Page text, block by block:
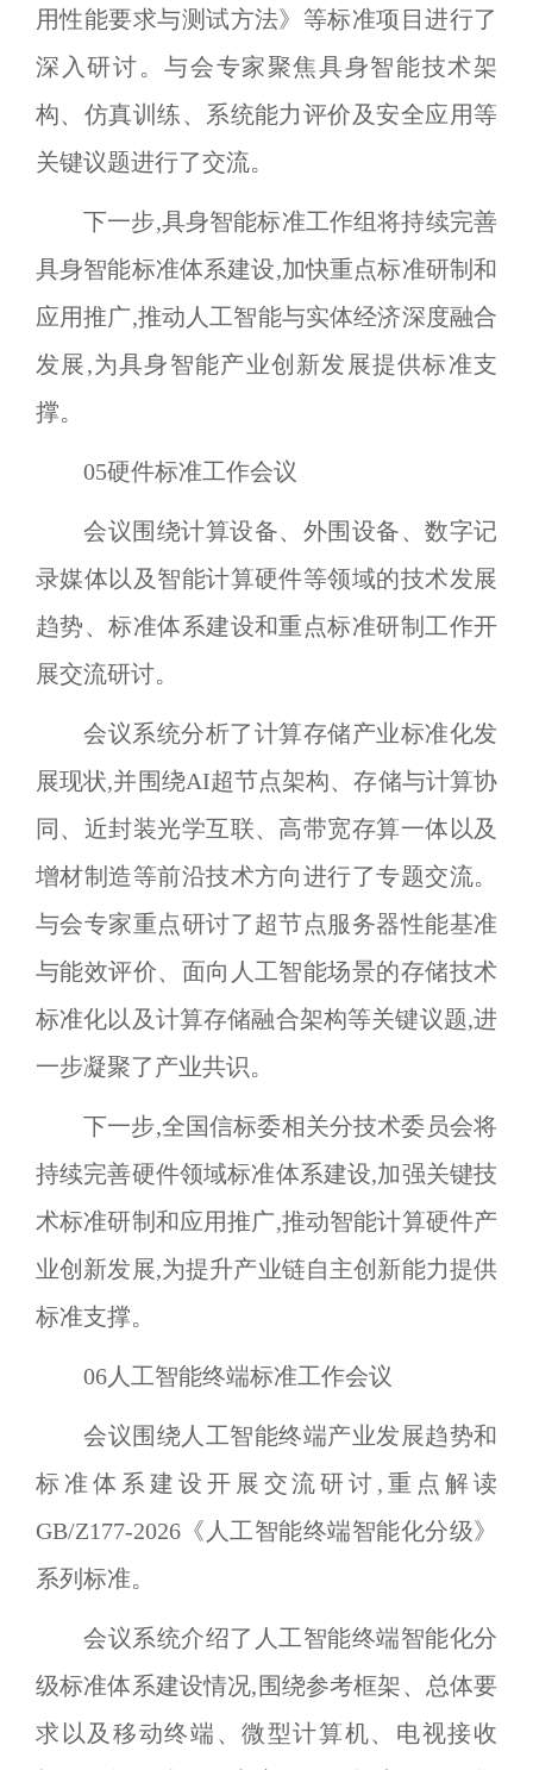
用性能要求与测试方法》等标准项目进行了
深入研讨。与会专家聚焦具身智能技术架
构、仿真训练、系统能力评价及安全应用等
关键议题进行了交流。
下一步,具身智能标准工作组将持续完善
具身智能标准体系建设,加快重点标准研制和
应用推广,推动人工智能与实体经济深度融合
发展,为具身智能产业创新发展提供标准支
撑。
05硬件标准工作会议
会议围绕计算设备、外围设备、数字记
录媒体以及智能计算硬件等领域的技术发展
趋势、标准体系建设和重点标准研制工作开
展交流研讨。
会议系统分析了计算存储产业标准化发
展现状,并围绕AI超节点架构、存储与计算协
同、近封装光学互联、高带宽存算一体以及
增材制造等前沿技术方向进行了专题交流。
与会专家重点研讨了超节点服务器性能基准
与能效评价、面向人工智能场景的存储技术
标准化以及计算存储融合架构等关键议题,进
一步凝聚了产业共识。
下一步,全国信标委相关分技术委员会将
持续完善硬件领域标准体系建设,加强关键技
术标准研制和应用推广,推动智能计算硬件产
业创新发展,为提升产业链自主创新能力提供
标准支撑。
06人工智能终端标准工作会议
会议围绕人工智能终端产业发展趋势和
标准体系建设开展交流研讨,重点解读
GB/Z177-2026 《人工智能终端智能化分级》
系列标准。
会议系统介绍了人工智能终端智能化分
级标准体系建设情况,围绕参考框架、总体要
求以及移动终端、微型计算机、电视接收